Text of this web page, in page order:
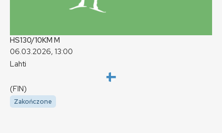
HS130/10KM M
06.03.2026, 13:00
Lahti
(FIN)
Zakończone